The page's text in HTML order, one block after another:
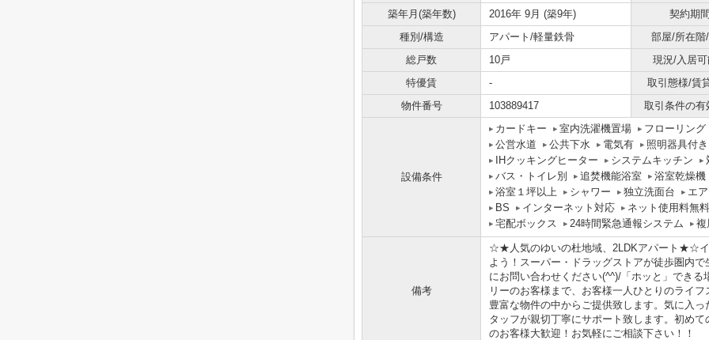
築年月(築年数) 2016年 9月 (築9年)
契約期
種別/構造
アパート/軽量鉄骨
部屋/所在階
総戸数
10戸
現況/入居
特優賃
-
取引態様/賃
物件番号
103889417 取引条件の有
設備条件
カードキー 室内洗濯機置場
フローリング
公営水道
公共下水 電気有
照明器具付き
IHクッキングヒーター
システムキッチン
バス・トイレ別
追焚機能浴室
浴室乾燥機
浴室１坪以上
シャワー 独立洗面台
エ
BS
インターネット対応
ネット使用料無料
宅配ボックス
24時間緊急通報システム 複
備考
☆★人気のゆいの杜地域、2LDKアパート★☆イ
よう！スーパー・ドラッグストアが徒歩圏内
にお問い合わせください(^^)/「ホッと」でき
リーのお客様まで、お客様一人ひとりのライ
豊富な物件の中からご提供致します。気に入
タッフが親切丁寧にサポート致します。初め
のお客様大歓迎！お気軽にご相談下さい！！